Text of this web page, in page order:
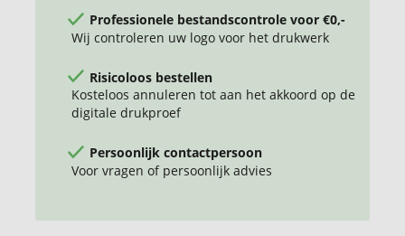
reflecterende
Professionele bestandscontrole voor €0,-
Wij controleren uw logo voor het drukwerk
Risicoloos bestellen
Kosteloos annuleren tot aan het akkoord op de
digitale drukproef
Persoonlijk contactpersoon
Voor vragen of persoonlijk advies